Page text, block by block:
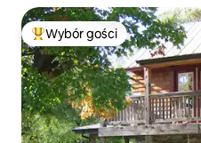
Najpopularniejsze z
Wybór gości